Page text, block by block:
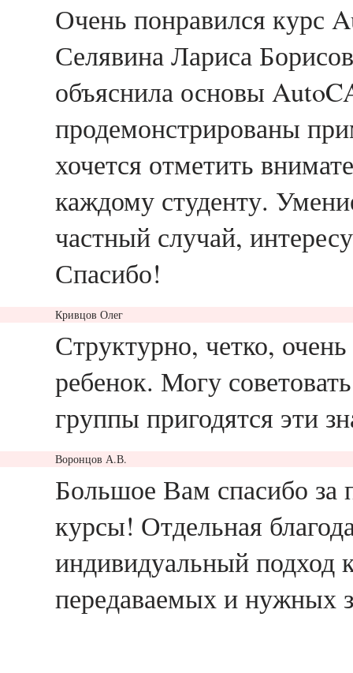
Очень понравился курс
Селявина Лариса
объяснила основы
продемонстрированы
хочется отметить
каждому студенту.
частный случай,
Спасибо!
Кривцов Олег
Структурно, четко,
ребенок. Могу
группы пригодятся эти
Воронцов А.В.
Большое Вам спасибо за
курсы! Отдельная
индивидуальный подход
передаваемых и